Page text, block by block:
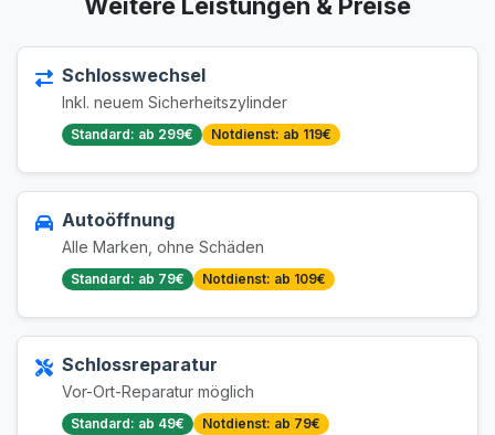
Schlosswechsel
Inkl. neuem Sicherheitszylinder
Standard: ab 299€ Notdienst: ab 119€
Autoöffnung
Alle Marken, ohne Schäden
Standard: ab 79€ Notdienst: ab 109€
Schlossreparatur
Vor-Ort-Reparatur möglich
Standard: ab 49€ Notdienst: ab 79€